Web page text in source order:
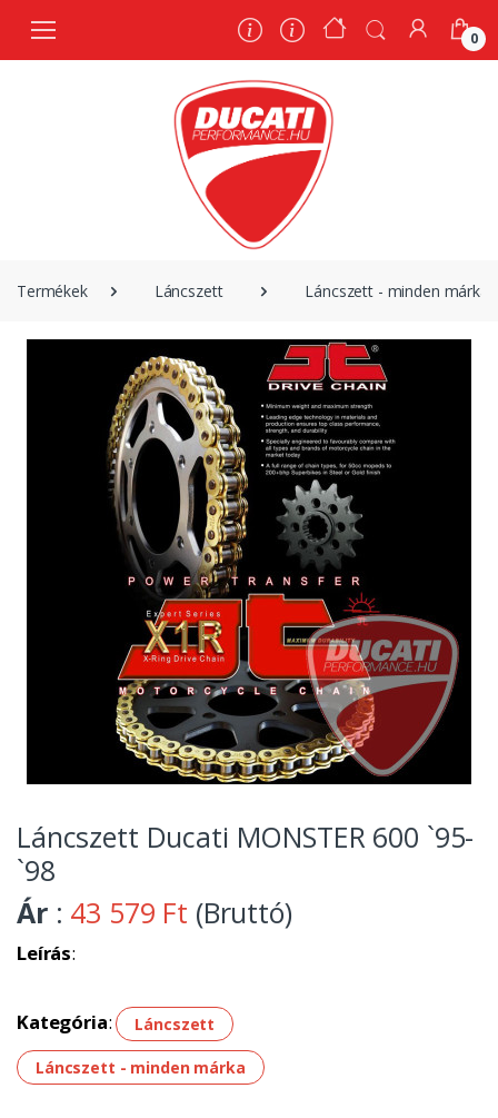
0
Termékek Láncszett Láncszett - minden márka
Láncszett Ducati MONSTER 600 `95-
`98
Ár : 43 579 Ft (Bruttó)
Leírás:
Kategória: Láncszett
Láncszett - minden márka
0